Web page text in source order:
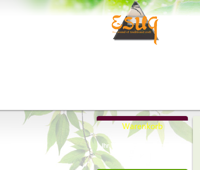
Ihr Warenkorb ist noch leer.